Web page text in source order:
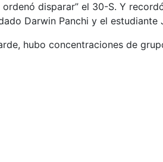
disparar” el 30-S. Y
Darwin Panchi y el estudiante
hubo concentraciones de